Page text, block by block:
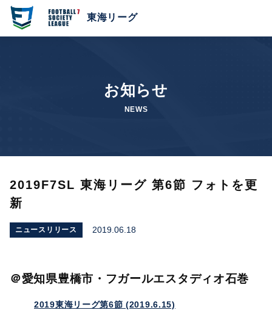
東海リーグ
お知らせ
NEWS
2019F7SL 東海リーグ 第6節 フォトを更
新
ニュースリリース 2019.06.18
＠愛知県豊橋市・フガールエスタディオ石巻
2019東海リーグ第6節 (2019.6.15)